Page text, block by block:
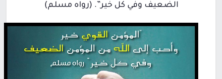
الضعيف وفي كل خير”. (رواه مسلم)